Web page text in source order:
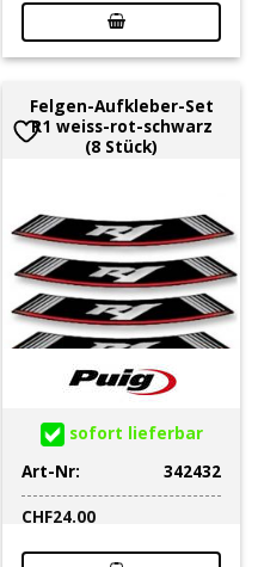
Felgen-Aufkleber-Set
R1 weiss-rot-schwarz
(8 Stück)
sofort lieferbar
Art-Nr:
342432
CHF24.00